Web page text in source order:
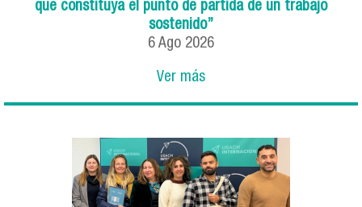
que constituya el punto de partida de un trabajo
sostenido”
6 Ago 2026
Ver más